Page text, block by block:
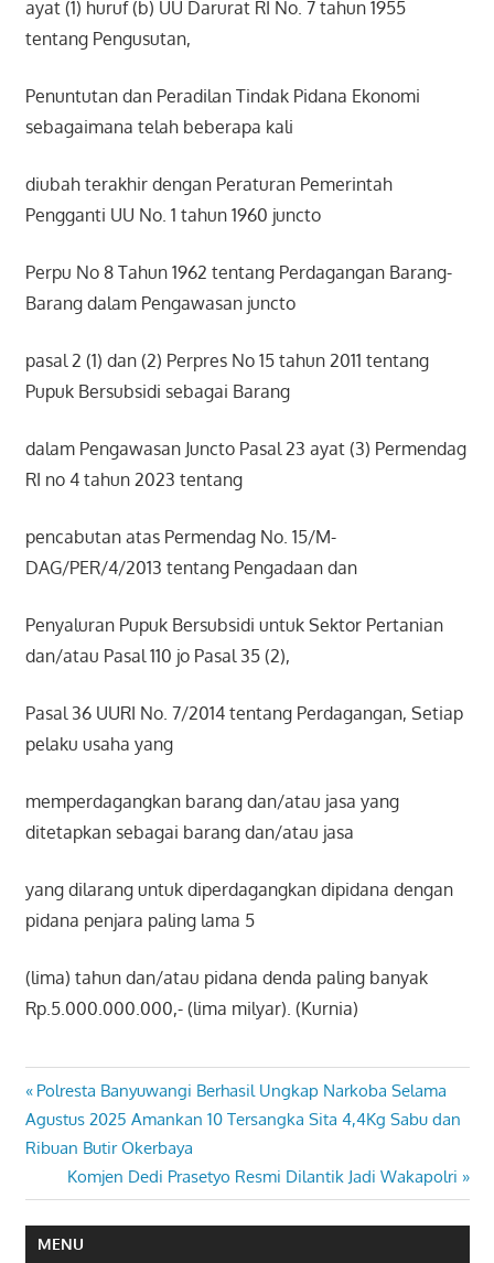
ayat (1) huruf (b) UU Darurat RI No. 7 tahun 1955
tentang Pengusutan,
Penuntutan dan Peradilan Tindak Pidana Ekonomi
sebagaimana telah beberapa kali
diubah terakhir dengan Peraturan Pemerintah
Pengganti UU No. 1 tahun 1960 juncto
Perpu No 8 Tahun 1962 tentang Perdagangan Barang-
Barang dalam Pengawasan juncto
pasal 2 (1) dan (2) Perpres No 15 tahun 2011 tentang
Pupuk Bersubsidi sebagai Barang
dalam Pengawasan Juncto Pasal 23 ayat (3) Permendag
RI no 4 tahun 2023 tentang
pencabutan atas Permendag No. 15/M-
DAG/PER/4/2013 tentang Pengadaan dan
Penyaluran Pupuk Bersubsidi untuk Sektor Pertanian
dan/atau Pasal 110 jo Pasal 35 (2),
Pasal 36 UURI No. 7/2014 tentang Perdagangan, Setiap
pelaku usaha yang
memperdagangkan barang dan/atau jasa yang
ditetapkan sebagai barang dan/atau jasa
yang dilarang untuk diperdagangkan dipidana dengan
pidana penjara paling lama 5
(lima) tahun dan/atau pidana denda paling banyak
Rp.5.000.000.000,- (lima milyar). (Kurnia)
Navigasi
pos
Previous
Post:
Polresta Banyuwangi Berhasil Ungkap Narkoba Selama
Agustus 2025 Amankan 10 Tersangka Sita 4,4Kg Sabu dan
Ribuan Butir Okerbaya
Next
Post:
Komjen Dedi Prasetyo Resmi Dilantik Jadi Wakapolri
MENU